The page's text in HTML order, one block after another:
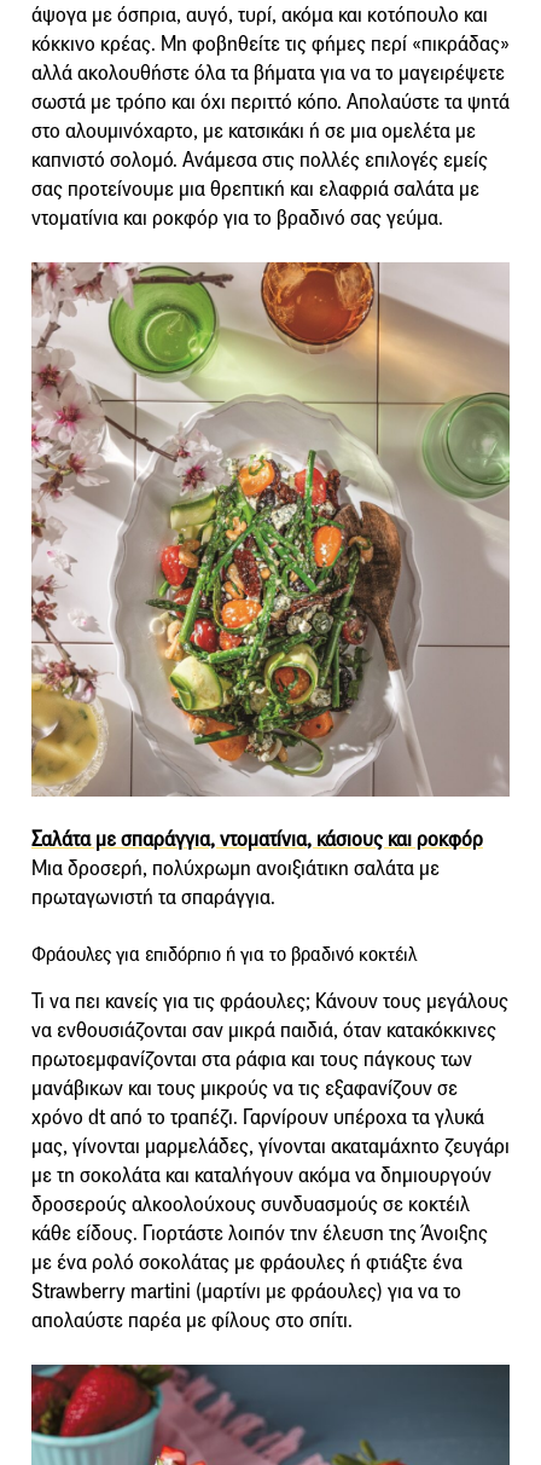
άψογα με όσπρια, αυγό, τυρί, ακόμα και κοτόπουλο και
κόκκινο κρέας. Μη φοβηθείτε τις φήμες περί «πικράδας»
αλλά ακολουθήστε όλα τα βήματα για να το μαγειρέψετε
σωστά με τρόπο και όχι περιττό κόπο. Απολαύστε τα ψητά
στο αλουμινόχαρτο, με κατσικάκι ή σε μια ομελέτα με
καπνιστό σολομό. Ανάμεσα στις πολλές επιλογές εμείς
σας προτείνουμε μια θρεπτική και ελαφριά σαλάτα με
ντοματίνια και ροκφόρ για το βραδινό σας γεύμα.
Σαλάτα με σπαράγγια, ντοματίνια, κάσιους και ροκφόρ
Μια δροσερή, πολύχρωμη ανοιξιάτικη σαλάτα με
πρωταγωνιστή τα σπαράγγια.
Φράουλες για επιδόρπιο ή για το βραδινό κοκτέιλ
Τι να πει κανείς για τις φράουλες; Κάνουν τους μεγάλους
να ενθουσιάζονται σαν μικρά παιδιά, όταν κατακόκκινες
πρωτοεμφανίζονται στα ράφια και τους πάγκους των
μανάβικων και τους μικρούς να τις εξαφανίζουν σε
χρόνο dt από το τραπέζι. Γαρνίρουν υπέροχα τα γλυκά
μας, γίνονται μαρμελάδες, γίνονται ακαταμάχητο ζευγάρι
με τη σοκολάτα και καταλήγουν ακόμα να δημιουργούν
δροσερούς αλκοολούχους συνδυασμούς σε κοκτέιλ
κάθε είδους. Γιορτάστε λοιπόν την έλευση της Άνοιξης
με ένα ρολό σοκολάτας με φράουλες ή φτιάξτε ένα
Strawberry martini (μαρτίνι με φράουλες) για να το
απολαύστε παρέα με φίλους στο σπίτι.